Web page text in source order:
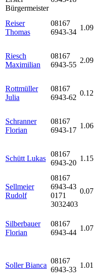
Bürgermeister
Reiser
Thomas
08167
6943-34
1.09
Riesch
Maximilian
08167
6943-55
2.09
Rottmüller
Julia
08167
6943-62
0.12
Schranner
Florian
08167
6943-17
1.06
Schütt Lukas
08167
6943-20
1.15
Sellmeier
Rudolf
08167
6943-43
0171
3032403
0.07
Silberbauer
Florian
08167
6943-44
1.07
Soller Bianca
08167
6943-33
1.01